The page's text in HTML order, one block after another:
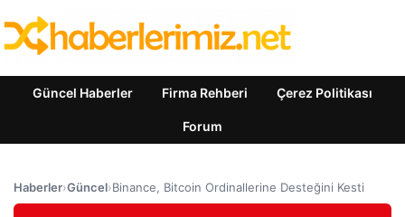
Güncel Haberler Firma Rehberi Çerez Politikası
Forum
Haberler›Güncel›Binance, Bitcoin Ordinallerine Desteğini Kesti